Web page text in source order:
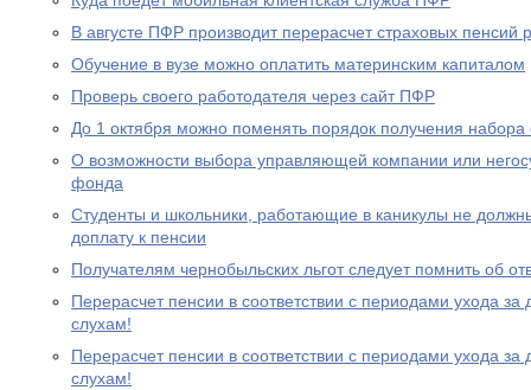
В августе ПФР производит перерасчет страховых
Обучение в вузе можно оплатить материнским капиталом
Проверь своего работодателя через сайт ПФР
До 1 октября можно поменять порядок получения набора
О возможности выбора управляющей компании или
фонда
Студенты и школьники, работающие в каникулы не
доплату к пенсии
Получателям чернобыльских льгот следует помнить об
Перерасчет пенсии в соответствии с периодами ухода за
слухам!
Перерасчет пенсии в соответствии с периодами ухода за
слухам!